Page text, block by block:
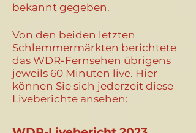
bekannt gegeben.
Von den beiden letzten
Schlemmermärkten berichtete
das WDR-Fernsehen übrigens
jeweils 60 Minuten live. Hier
können Sie sich jederzeit diese
Liveberichte ansehen: